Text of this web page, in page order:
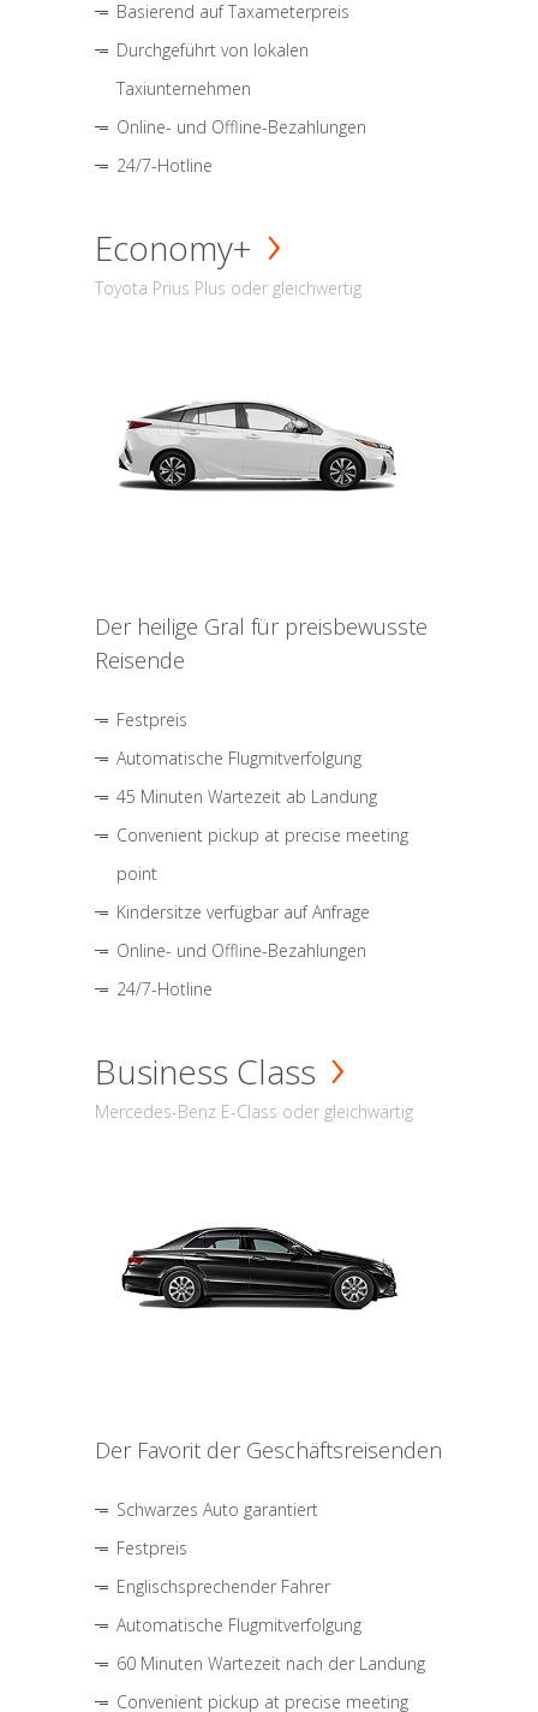
Basierend auf Taxameterpreis
Durchgeführt von lokalen
Taxiunternehmen
Online- und Offline-Bezahlungen
24/7-Hotline
Economy+
Toyota Prius Plus oder gleichwertig
Der heilige Gral für preisbewusste
Reisende
Festpreis
Automatische Flugmitverfolgung
45 Minuten Wartezeit ab Landung
Convenient pickup at precise meeting
point
Kindersitze verfügbar auf Anfrage
Online- und Offline-Bezahlungen
24/7-Hotline
Business Class
Mercedes-Benz E-Class oder gleichwärtig
Der Favorit der Geschäftsreisenden
Schwarzes Auto garantiert
Festpreis
Englischsprechender Fahrer
Automatische Flugmitverfolgung
60 Minuten Wartezeit nach der Landung
Convenient pickup at precise meeting